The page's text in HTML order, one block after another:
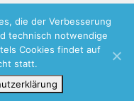
die der Verbesserung
technisch notwendige
Cookies findet auf
statt.